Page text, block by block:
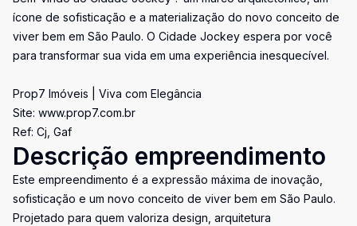
ícone de sofisticação e a materialização do novo conceito de
viver bem em São Paulo. O Cidade Jockey espera por você
para transformar sua vida em uma experiência inesquecível.
Prop7 Imóveis | Viva com Elegância
Site: www.prop7.com.br
Ref: Cj, Gaf
Descrição empreendimento
Este empreendimento é a expressão máxima de inovação,
sofisticação e um novo conceito de viver bem em São Paulo.
Projetado para quem valoriza design, arquitetura